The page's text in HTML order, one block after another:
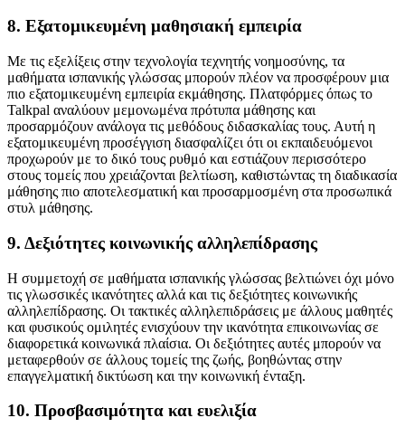
8. Εξατομικευμένη μαθησιακή εμπειρία
Με τις εξελίξεις στην τεχνολογία τεχνητής νοημοσύνης, τα
μαθήματα ισπανικής γλώσσας μπορούν πλέον να προσφέρουν μια
πιο εξατομικευμένη εμπειρία εκμάθησης. Πλατφόρμες όπως το
Talkpal αναλύουν μεμονωμένα πρότυπα μάθησης και
προσαρμόζουν ανάλογα τις μεθόδους διδασκαλίας τους. Αυτή η
εξατομικευμένη προσέγγιση διασφαλίζει ότι οι εκπαιδευόμενοι
προχωρούν με το δικό τους ρυθμό και εστιάζουν περισσότερο
στους τομείς που χρειάζονται βελτίωση, καθιστώντας τη διαδικασία
μάθησης πιο αποτελεσματική και προσαρμοσμένη στα προσωπικά
στυλ μάθησης.
9. Δεξιότητες κοινωνικής αλληλεπίδρασης
Η συμμετοχή σε μαθήματα ισπανικής γλώσσας βελτιώνει όχι μόνο
τις γλωσσικές ικανότητες αλλά και τις δεξιότητες κοινωνικής
αλληλεπίδρασης. Οι τακτικές αλληλεπιδράσεις με άλλους μαθητές
και φυσικούς ομιλητές ενισχύουν την ικανότητα επικοινωνίας σε
διαφορετικά κοινωνικά πλαίσια. Οι δεξιότητες αυτές μπορούν να
μεταφερθούν σε άλλους τομείς της ζωής, βοηθώντας στην
επαγγελματική δικτύωση και την κοινωνική ένταξη.
10. Προσβασιμότητα και ευελιξία